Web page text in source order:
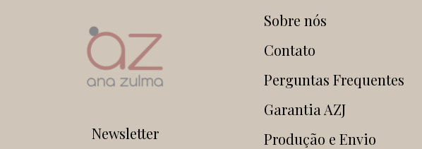
Newsletter
Sobre nós
Contato
Perguntas Frequentes
Garantia AZJ
Produção e Envio